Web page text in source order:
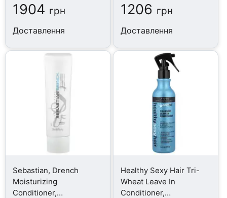
1904 грн
Доставлення
1206 грн
Доставлення
Sebastian, Drench
Moisturizing
Conditioner,
Healthy Sexy Hair Tri-
Wheat Leave In
Conditioner,